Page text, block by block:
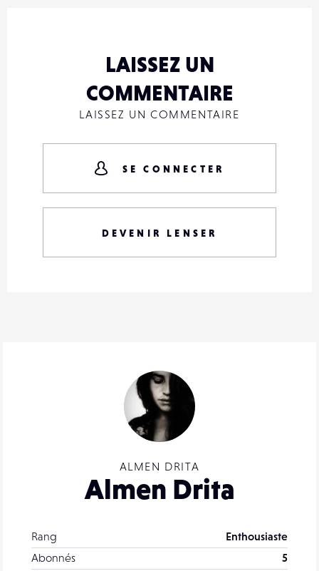
ALMEN DRITA
Almen Drita
Rang
Enthousiaste
Abonnés
5
LAISSEZ UN
COMMENTAIRE
LAISSEZ UN COMMENTAIRE
SE CONNECTER
DEVENIR LENSER